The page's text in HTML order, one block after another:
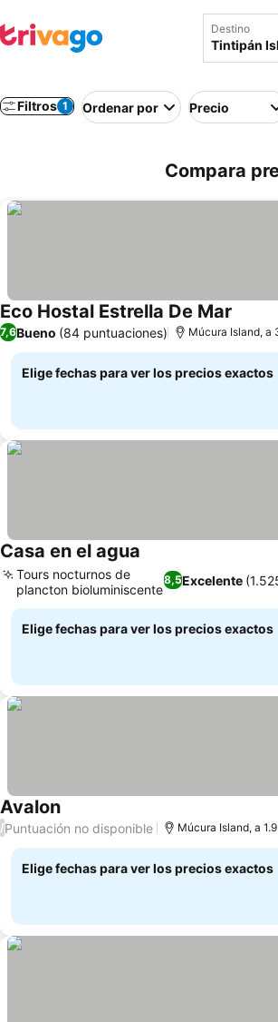
Destino
Filtros 1 Ordenar por Precio
Compara
Eco Hostal Estrella De Mar
7,6Bueno (84 puntuaciones) Múcura Island, a
Elige fechas para ver los precios exactos
Casa en el agua
8,5Excelente
Tours nocturnos de
plancton bioluminiscente
Elige fechas para ver los precios exactos
Avalon
/Puntuación no disponible Múcura Island, a
Elige fechas para ver los precios exactos